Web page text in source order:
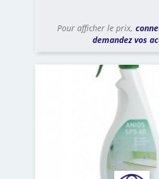
Pour afficher le prix,
demandez vos